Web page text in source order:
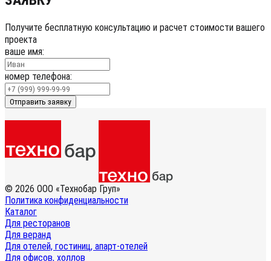
Получите бесплатную консультацию и расчет стоимости вашего
проекта
ваше имя:
номер телефона:
Отправить заявку
© 2026 ООО «Технобар Груп»
Политика конфиденциальности
Каталог
Для ресторанов
Для веранд
Для отелей, гостиниц, апарт-отелей
Для офисов, холлов